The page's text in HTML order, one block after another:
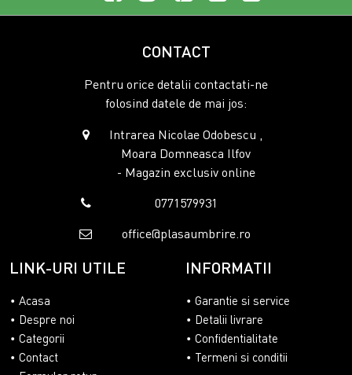
CONTACT
Pentru orice detalii contactati-ne
folosind datele de mai jos:
Intrarea Nicolae Odobescu ,
Moara Domneasca Ilfov
- Magazin exclusiv online
0771579931
office@plasaumbrire.ro
LINK-URI UTILE
Acasa
Despre noi
Categorii
Contact
INFORMATII
Garantie si service
Detalii livrare
Confidentialitate
Termeni si conditii